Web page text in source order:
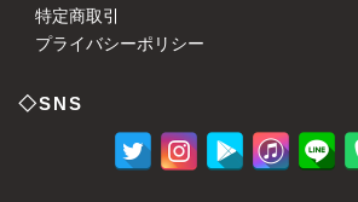
特定商取引
プライバシーポリシー
◇SNS